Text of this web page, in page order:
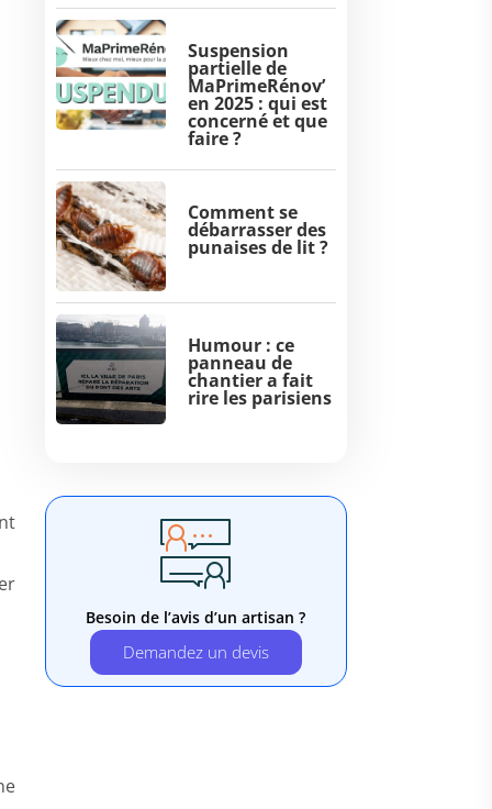
Suspension
partielle de
MaPrimeRénov’
en 2025 : qui est
concerné et que
faire ?
Comment se
débarrasser des
punaises de lit ?
Humour : ce
panneau de
chantier a fait
rire les parisiens
Besoin de l’avis d’un artisan ?
Demandez un devis